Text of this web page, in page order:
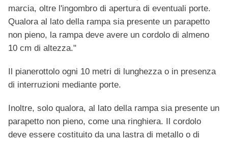
marcia, oltre l'ingombro di apertura di eventuali porte.
Qualora al lato della rampa sia presente un parapetto
non pieno, la rampa deve avere un cordolo di almeno
10 cm di altezza."
Il pianerottolo ogni 10 metri di lunghezza o in presenza
di interruzioni mediante porte.
Inoltre, solo qualora, al lato della rampa sia presente un
parapetto non pieno, come una ringhiera. Il cordolo
deve essere costituito da una lastra di metallo o di